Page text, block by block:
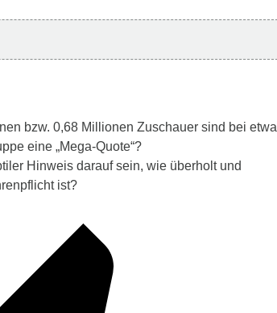
bzw. 0,68 Millionen Zuschauer sind bei etwa
eine „Mega-Quote“?
Hinweis darauf sein, wie überholt und
ist?